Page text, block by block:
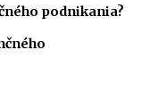
podnikania?